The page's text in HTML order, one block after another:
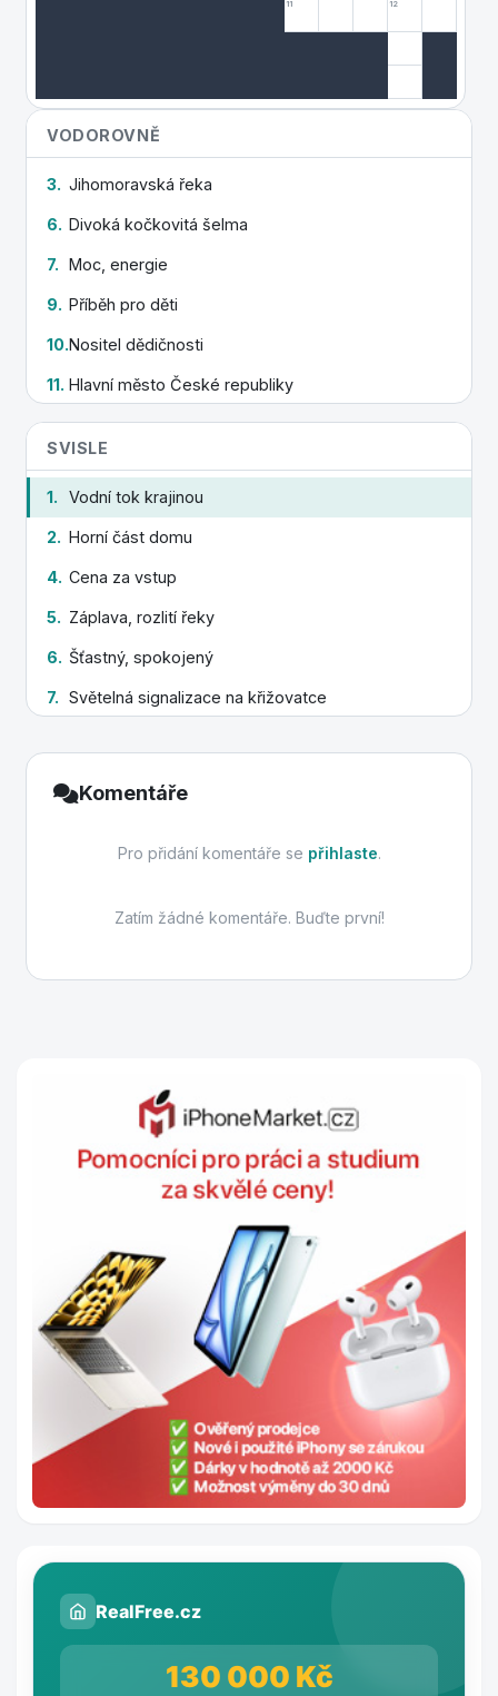
11 12
VODOROVNĚ
3. Jihomoravská řeka
6. Divoká kočkovitá šelma
7. Moc, energie
9. Příběh pro děti
10.Nositel dědičnosti
11. Hlavní město České republiky
SVISLE
1. Vodní tok krajinou
2. Horní část domu
4. Cena za vstup
5. Záplava, rozlití řeky
6. Šťastný, spokojený
7. Světelná signalizace na křižovatce
Komentáře
Pro přidání komentáře se přihlaste.
Zatím žádné komentáře. Buďte první!
RealFree.cz
130 000 Kč